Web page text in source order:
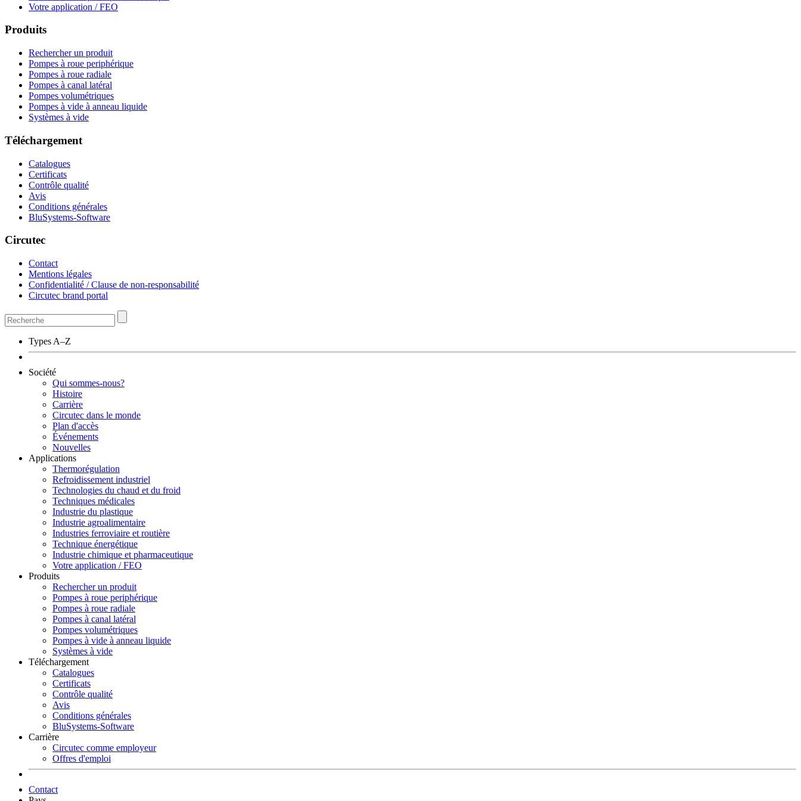
Votre application / FEO
Produits
Rechercher un produit
Pompes à roue periphérique
Pompes à roue radiale
Pompes à canal latéral
Pompes volumétriques
Pompes à vide à anneau liquide
Systèmes à vide
Téléchargement
Catalogues
Certificats
Contrôle qualité
Avis
Conditions générales
BluSystems-Software
Circutec
Contact
Mentions légales
Confidentialité / Clause de non-responsabilité
Circutec brand portal
Types A–Z
Société
Qui sommes-nous?
Histoire
Carrière
Circutec dans le monde
Plan d'accès
Événements
Nouvelles
Applications
Thermorégulation
Refroidissement industriel
Technologies du chaud et du froid
Techniques médicales
Industrie du plastique
Industrie agroalimentaire
Industries ferroviaire et routière
Technique énergétique
Industrie chimique et pharmaceutique
Votre application / FEO
Produits
Rechercher un produit
Pompes à roue periphérique
Pompes à roue radiale
Pompes à canal latéral
Pompes volumétriques
Pompes à vide à anneau liquide
Systèmes à vide
Téléchargement
Catalogues
Certificats
Contrôle qualité
Avis
Conditions générales
BluSystems-Software
Carrière
Circutec comme employeur
Offres d'emploi
Contact